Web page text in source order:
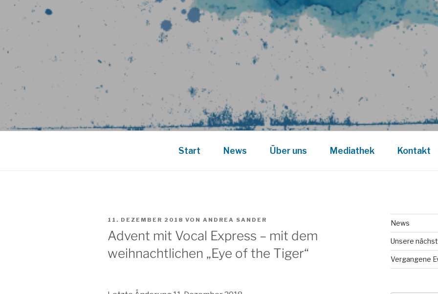
Start News Über uns Mediathek Kontakt
VERÖFFENTLICHT
AM
11. DEZEMBER 2018 VON ANDREA SANDER
Advent mit Vocal Express – mit dem
weihnachtlichen „Eye of the Tiger“
News
Unsere
Vergangene